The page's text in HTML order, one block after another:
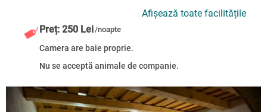
Afișează toate facilitățile
Preț: 250 Lei/noapte
Camera are baie proprie.
Nu se acceptă animale de companie.